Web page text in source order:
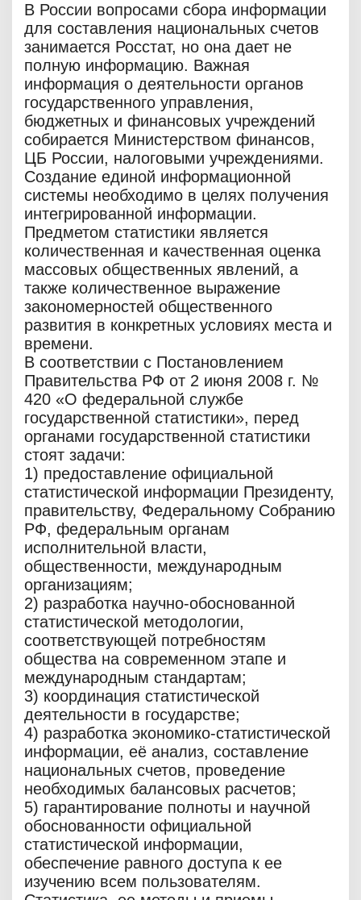
В России вопросами сбора информации
для составления национальных счетов
занимается Росстат, но она дает не
полную информацию. Важная
информация о деятельности органов
государственного управления,
бюджетных и финансовых учреждений
собирается Министерством финансов,
ЦБ России, налоговыми учреждениями.
Создание единой информационной
системы необходимо в целях получения
интегрированной информации.
Предметом статистики является
количественная и качественная оценка
массовых общественных явлений, а
также количественное выражение
закономерностей общественного
развития в конкретных условиях места и
времени.
В соответствии с Постановлением
Правительства РФ от 2 июня 2008 г. №
420 «О федеральной службе
государственной статистики», перед
органами государственной статистики
стоят задачи:
1) предоставление официальной
статистической информации Президенту,
правительству, Федеральному Собранию
РФ, федеральным органам
исполнительной власти,
общественности, международным
организациям;
2) разработка научно-обоснованной
статистической методологии,
соответствующей потребностям
общества на современном этапе и
международным стандартам;
3) координация статистической
деятельности в государстве;
4) разработка экономико-статистической
информации, её анализ, составление
национальных счетов, проведение
необходимых балансовых расчетов;
5) гарантирование полноты и научной
обоснованности официальной
статистической информации,
обеспечение равного доступа к ее
изучению всем пользователям.